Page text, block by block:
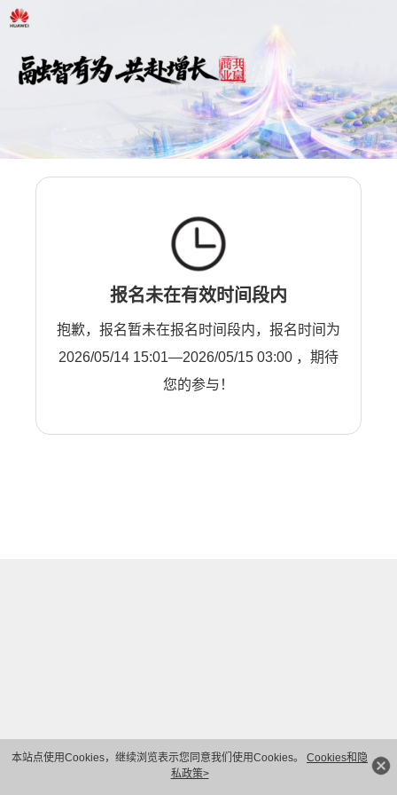
本站点使用Cookies，继续浏览表示您同意我们使用Cookies。 Cookies和隐
私政策>
报名未在有效时间段内
抱歉，报名暂未在报名时间段内，报名时间为
2026/05/14 15:01—2026/05/15 03:00 ，期待
您的参与！